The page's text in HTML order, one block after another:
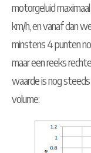
motorgeluid
km/h, en vanaf dan
minstens 4 punten
maar een reeks
waarde is nog steeds
volume: